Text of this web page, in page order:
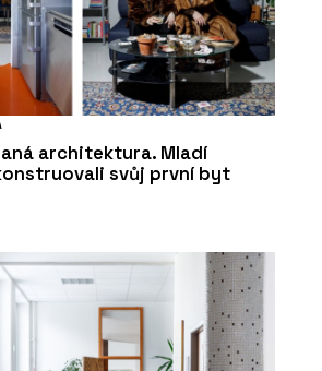
architektura. Mladí
svůj první byt